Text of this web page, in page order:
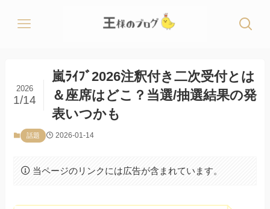
嵐ﾗｲﾌﾞ2026注釈付き二次受付とは
＆座席はどこ？当選/抽選結果の発
表いつかも
2026
1/14
話題 2026-01-14
当ページのリンクには広告が含まれています。